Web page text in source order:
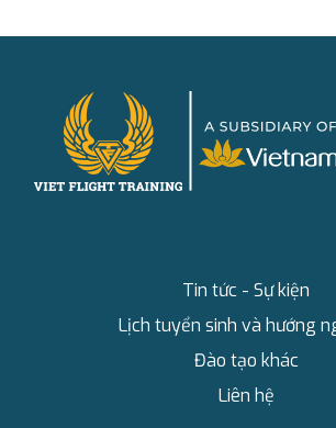
Tin tức - Sự kiện
Lịch tuyển sinh và hướng
Đào tạo khác
Liên hệ